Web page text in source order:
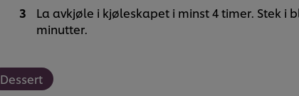
La avkjøle i kjøleskapet i minst 4 timer. Stek i
minutter.
Dessert